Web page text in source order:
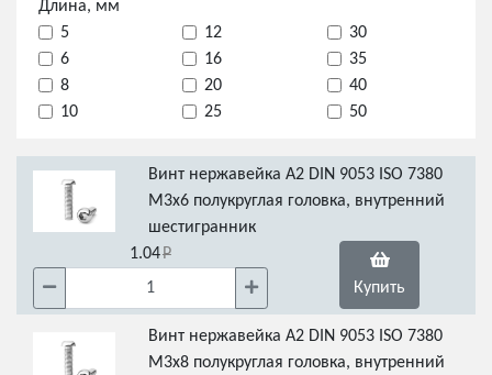
Длина, мм
5
6
8
10
12
16
20
25
30
35
40
50
Винт нержавейка А2 DIN 9053 ISO 7380
М3х6 полукруглая головка, внутренний
шестигранник
1.04
Купить
Винт нержавейка А2 DIN 9053 ISO 7380
М3х8 полукруглая головка, внутренний